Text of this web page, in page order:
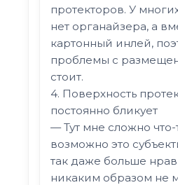
протекторов. У
нет органайзера, а
картонный инлей,
проблемы с
стоит.
4. Поверхность
постоянно бликует
— Тут мне сложно что-
возможно это
так даже больше
никаким образом не